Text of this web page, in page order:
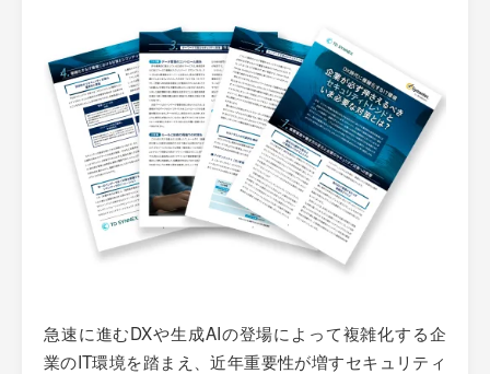
急速に進むDXや生成AIの登場によって複雑化する企
業のIT環境を踏まえ、近年重要性が増すセキュリティ